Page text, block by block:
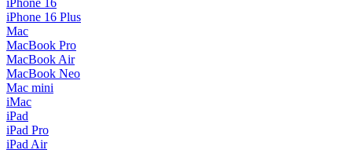
iPhone 16
iPhone 16 Plus
Mac
MacBook Pro
MacBook Air
MacBook Neo
Mac mini
iMac
iPad
iPad Pro
iPad Air